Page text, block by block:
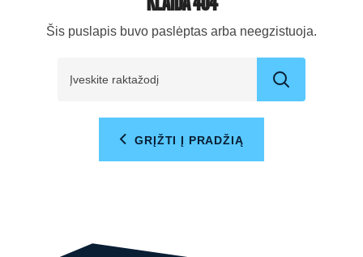
Šis puslapis buvo paslėptas arba neegzistuoja.
GRĮŽTI Į PRADŽIĄ